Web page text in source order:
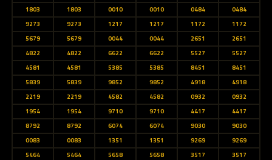
1803
1803 0010 0010 0484
0484
9273
9273 1217 1217 1172
1172
5679
5679 0044 0044 2651
2651
4822
4822 6622 6622 5527
5527
4581
4581 5385 5385 8451
8451
5839
5839 9852 9852 4918
4918
2219
2219 4582 4582 0932
0932
1954
1954 9710 9710 4417
4417
8792
8792 6074 6074 9030
9030
0083
0083 1351 1351 9269
9269
5464
5464 5658 5658 3517
3517